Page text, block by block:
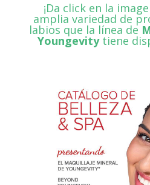
¡Da click en la
amplia variedad de
labios que la línea de
Youngevitytiene